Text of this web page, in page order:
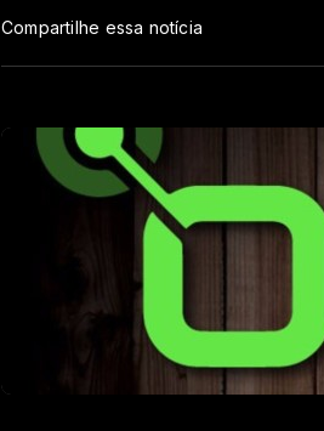
Compartilhe essa notícia